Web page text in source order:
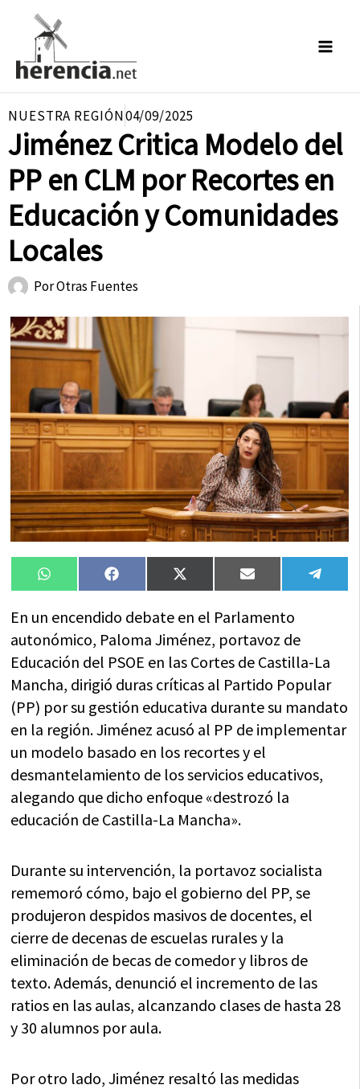
contenido
NUESTRA REGIÓN04/09/2025
Jiménez Critica Modelo del
PP en CLM por Recortes en
Educación y Comunidades
Locales
PorOtras Fuentes
Compartir
en
WhatsAppCompartir
en
FacebookCompartir
en
X
(Twitter)
Compartir
en
Email
en
En un encendido debate en el Parlamento
autonómico, Paloma Jiménez, portavoz de
Educación del PSOE en las Cortes de Castilla-La
Mancha, dirigió duras críticas al Partido Popular
(PP) por su gestión educativa durante su mandato
en la región. Jiménez acusó al PP de implementar
un modelo basado en los recortes y el
desmantelamiento de los servicios educativos,
alegando que dicho enfoque «destrozó la
educación de Castilla-La Mancha».
Durante su intervención, la portavoz socialista
rememoró cómo, bajo el gobierno del PP, se
produjeron despidos masivos de docentes, el
cierre de decenas de escuelas rurales y la
eliminación de becas de comedor y libros de
texto. Además, denunció el incremento de las
ratios en las aulas, alcanzando clases de hasta 28
y 30 alumnos por aula.
Por otro lado, Jiménez resaltó las medidas